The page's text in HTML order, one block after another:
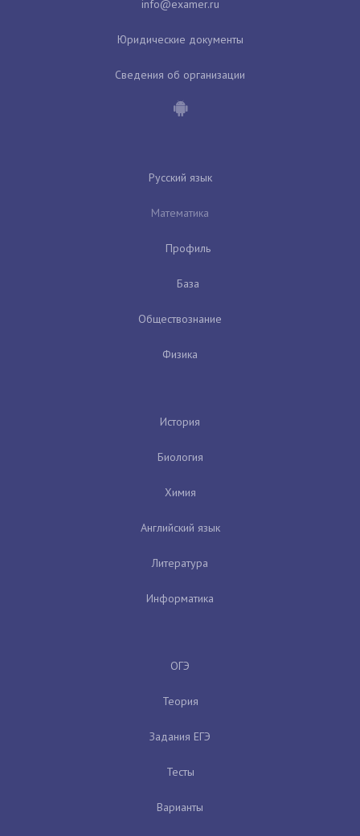
Юридические документы
Сведения об организации
Русский язык
Математика
Профиль
База
Обществознание
Физика
История
Биология
Химия
Английский язык
Литература
Информатика
ОГЭ
Теория
Задания ЕГЭ
Тесты
Варианты